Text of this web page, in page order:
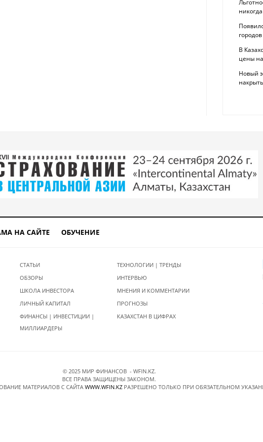
никогда
В
цены
Новый
НА САЙТЕ ОБУЧЕНИЕ
СТАТЬИ
ОБЗОРЫ
ШКОЛА ИНВЕСТОРА
ЛИЧНЫЙ КАПИТАЛ
ФИНАНСЫ | ИНВЕСТИЦИИ |
МИЛЛИАРДЕРЫ
ТЕХНОЛОГИИ | ТРЕНДЫ
ИНТЕРВЬЮ
МНЕНИЯ И КОММЕНТАРИИ
ПРОГНОЗЫ
КАЗАХСТАН В ЦИФРАХ
© 2025 МИР ФИНАНСОВ - WFIN.KZ.
ВСЕ ПРАВА ЗАЩИЩЕНЫ ЗАКОНОМ.
МАТЕРИАЛОВ C САЙТАWWW.WFIN.KZ РАЗРЕШЕНО ТОЛЬКО ПРИ ОБЯЗАТЕЛЬНОМ